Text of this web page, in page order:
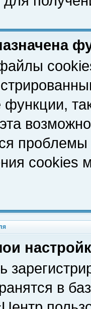
функции,
cookies
в